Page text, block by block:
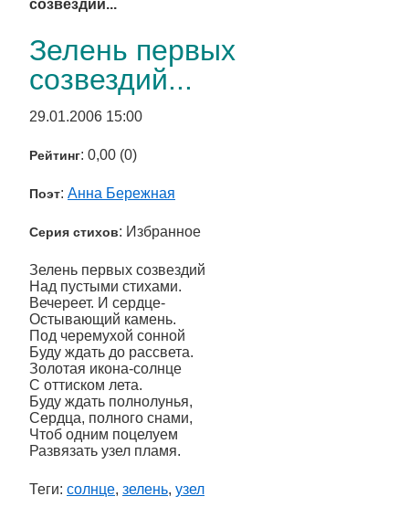
созвездий...
Зелень первых
созвездий...
29.01.2006 15:00
Рейтинг: 0,00 (0)
Поэт: Анна Бережная
Серия стихов: Избранное
Зелень первых созвездий
Над пустыми стихами.
Вечереет. И сердце-
Остывающий камень.
Под черемухой сонной
Буду ждать до рассвета.
Золотая икона-солнце
С оттиском лета.
Буду ждать полнолунья,
Сердца, полного снами,
Чтоб одним поцелуем
Развязать узел пламя.
Теги: солнце, зелень, узел